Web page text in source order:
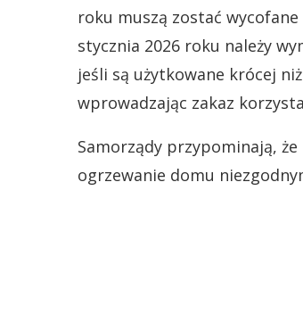
roku muszą zostać
stycznia 2026 roku należy
jeśli są użytkowane krócej
wprowadzając zakaz
Samorządy przypominają,
ogrzewanie domu